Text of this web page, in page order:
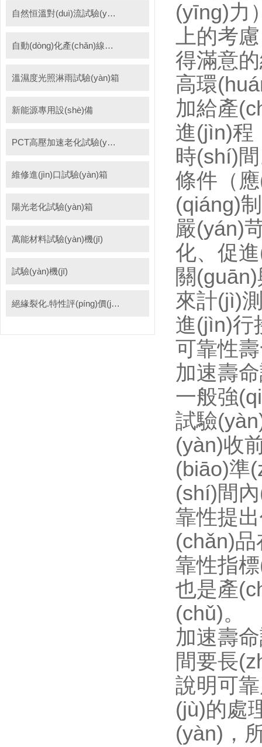
自然恒溫對(duì)流試驗(yàn)箱
自動(dòng)化產(chǎn)線高低溫試驗(yàn)箱
溫濕度光照淋雨試驗(yàn)箱
新能源專用設(shè)備
PCT高壓加速老化試驗(yàn)機(jī)
維修進(jìn)口試驗(yàn)箱
陽光老化試驗(yàn)箱
萬能材料試驗(yàn)機(jī)
試驗(yàn)機(jī)
絕緣裂化.特性評(píng)價(jià)系統(tǒng)
(yīng)力
上的考
得滿意的
高環
加給產
進(jìn)程
時(shí)
條件（
(qiáng)
嚴(yán)
化、促
關(guān)
來計(jì)測
進(jìn)行
可靠性壽命
加速壽
一般強
試驗
(yàn)收
(biāo)準
(shí)間內
靠性提
(chǎn)
靠性指標
也是產
(chǔ)。
加速壽
間要長
說明可
(jù)的處
(yàn)，